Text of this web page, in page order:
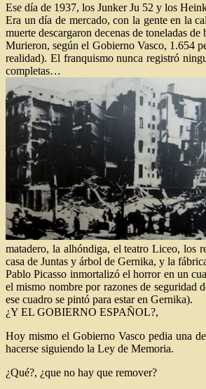
Ese día de 1937, los Junker Ju 52 y los
Era un día de mercado, con la gente en la
muerte descargaron decenas de toneladas
Murieron, según el Gobierno Vasco, 1.654
realidad). El franquismo nunca registró
completas…
matadero, la alhóndiga, el teatro Liceo, los
casa de Juntas y árbol de Gernika, y la
Pablo Picasso inmortalizó el horror en un
el mismo nombre por razones de seguridad
ese cuadro se pintó para estar en Gernika).
¿Y EL GOBIERNO ESPAÑOL?,
Hoy mismo el Gobierno Vasco pedia una
hacerse siguiendo la Ley de Memoria.
¿Qué?, ¿que no hay que remover?